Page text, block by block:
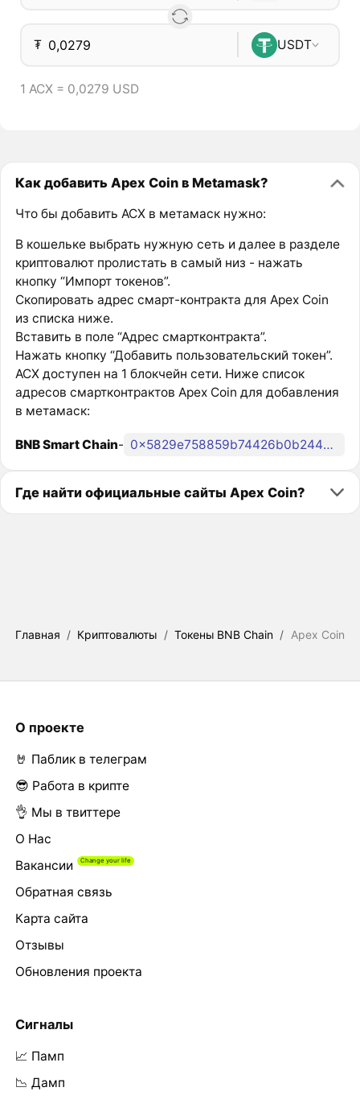
₮ USDT
1 ACX = 0,0279 USD
Как добавить Apex Coin в Metamask?
Что бы добавить ACX в метамаск нужно:
В кошельке выбрать нужную сеть и далее в разделе
криптовалют пролистать в самый низ - нажать
кнопку “Импорт токенов”.
Скопировать адрес смарт-контракта для Apex Coin
из списка ниже.
Вставить в поле “Адрес смартконтракта”.
Нажать кнопку “Добавить пользовательский токен”.
ACX доступен на 1 блокчейн сети. Ниже список
адресов смартконтрактов Apex Coin для добавления
в метамаск:
BNB Smart Chain- 0x5829e758859b74426b0b2447e82e19ad8e68e87a
Где найти официальные сайты Apex Coin?
Главная / Криптовалюты / Токены BNB Chain / Apex Coin
О проекте
🤘 Паблик в телеграм
😎 Работа в крипте
👌 Мы в твиттере
О Нас
Вакансии
Обратная связь
Карта сайта
Отзывы
Обновления проекта
Сигналы
📈 Памп
📉 Дамп